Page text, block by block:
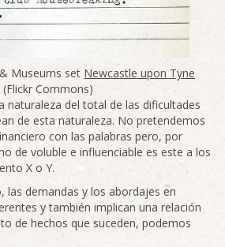
Museums set Newcastle upon Tyne
(Flickr Commons)
naturaleza del total de las dificultades
de esta naturaleza. No pretendemos
con las palabras pero, por
de voluble e influenciable es este a los
X o Y.
las demandas y los abordajes en
y también implican una relación
de hechos que suceden, podemos